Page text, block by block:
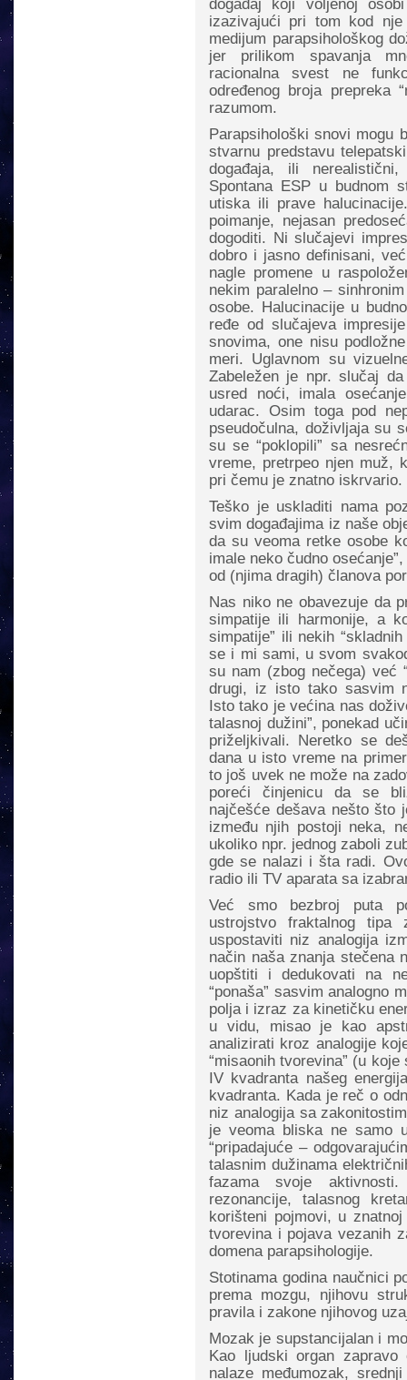
događaj koji voljenoj
izazivajući pri tom kod
medijum parapsihološkog
jer prilikom spavanja
racionalna svest ne
određenog broja prepreka
razumom.
Parapsihološki snovi mogu
stvarnu predstavu
događaja, ili
Spontana ESP u budnom
utiska ili prave
poimanje, nejasan
dogoditi. Ni slučajevi
dobro i jasno definisani,
nagle promene u
nekim paralelno –
osobe. Halucinacije u
ređe od slučajeva
snovima, one nisu
meri. Uglavnom su
Zabeležen je npr. slučaj
usred noći, imala
udarac. Osim toga pod
pseudočulna, doživljaja su
su se “poklopili” sa
vreme, pretrpeo njen muž,
pri čemu je znatno iskrvario.
Teško je uskladiti nama
svim događajima iz naše
da su veoma retke osobe
imale neko čudno
od (njima dragih) članova
Nas niko ne obavezuje da
simpatije ili harmonije, a
simpatije” ili nekih
se i mi sami, u svom
su nam (zbog nečega) već
drugi, iz isto tako sasvim
Isto tako je većina nas
talasnoj dužini”, ponekad
priželjkivali. Neretko se
dana u isto vreme na
to još uvek ne može na
poreći činjenicu da se
najčešće dešava nešto što
između njih postoji neka,
ukoliko npr. jednog zaboli
gde se nalazi i šta radi.
radio ili TV aparata sa
Već smo bezbroj puta
ustrojstvo fraktalnog
uspostaviti niz analogija
način naša znanja stečena
uopštiti i dedukovati na
“ponaša” sasvim analogno
polja i izraz za kinetičku
u vidu, misao je kao
analizirati kroz analogije
“misaonih tvorevina” (u
IV kvadranta našeg
kvadranta. Kada je reč o
niz analogija sa
je veoma bliska ne samo
“pripadajuće –
talasnim dužinama
fazama svoje
rezonancije, talasnog
korišteni pojmovi, u
tvorevina i pojava vezanih
domena parapsihologije.
Stotinama godina naučnici
prema mozgu, njihovu
pravila i zakone njihovog
Mozak je supstancijalan i
Kao ljudski organ
nalaze međumozak,